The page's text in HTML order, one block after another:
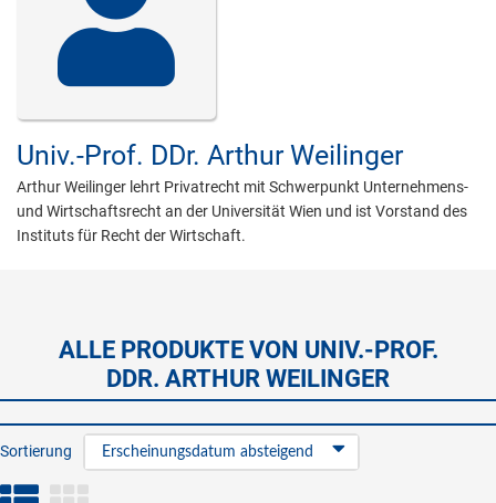
Univ.-Prof. DDr. Arthur Weilinger
Arthur Weilinger lehrt Privatrecht mit Schwerpunkt Unternehmens-
und Wirtschaftsrecht an der Universität Wien und ist Vorstand des
Instituts für Recht der Wirtschaft.
ALLE PRODUKTE VON UNIV.-PROF.
DDR. ARTHUR WEILINGER
Sortierung Erscheinungsdatum absteigend